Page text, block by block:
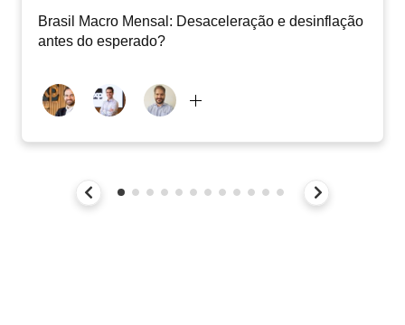
Brasil Macro Mensal: Desaceleração e desinflação
antes do esperado?